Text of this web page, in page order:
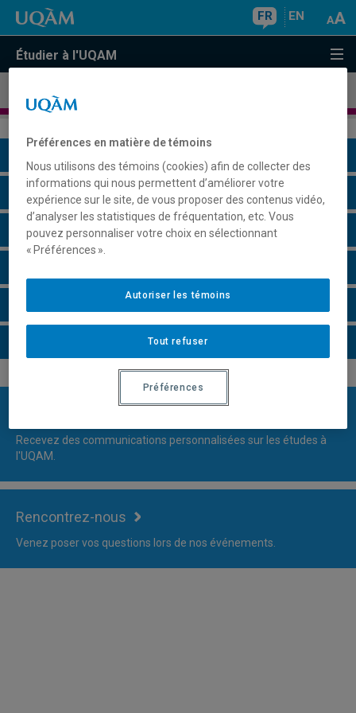
FR EN
Étudier à l'UQAM
Conditions d'admission
Cours à suivre et horaires
Recevez des communications personnalisées sur les études à
l'UQAM.
Rencontrez-nous
Venez poser vos questions lors de nos événements.
Préférences en matière de témoins
Nous utilisons des témoins (cookies) afin de collecter des
informations qui nous permettent d’améliorer votre
expérience sur le site, de vous proposer des contenus vidéo,
d’analyser les statistiques de fréquentation, etc. Vous
pouvez personnaliser votre choix en sélectionnant
« Préférences ».
Tout refuser
Autoriser les témoins
Préférences